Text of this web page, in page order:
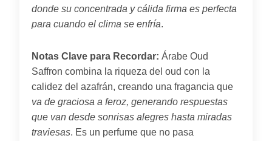
donde su concentrada y cálida firma es perfecta
para cuando el clima se enfría.
Notas Clave para Recordar: Árabe Oud
Saffron combina la riqueza del oud con la
calidez del azafrán, creando una fragancia que
va de graciosa a feroz, generando respuestas
que van desde sonrisas alegres hasta miradas
traviesas. Es un perfume que no pasa